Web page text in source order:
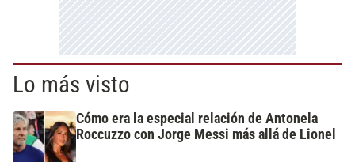
Lo más visto
Cómo era la especial relación de Antonela
Roccuzzo con Jorge Messi más allá de Lionel